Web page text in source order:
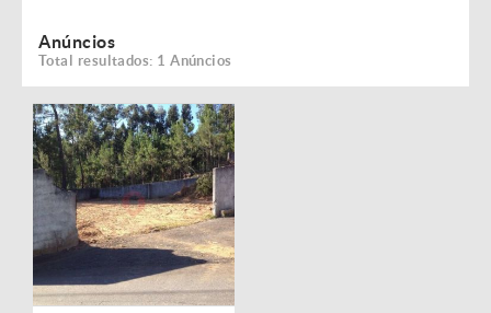
Anúncios
Total resultados: 1 Anúncios